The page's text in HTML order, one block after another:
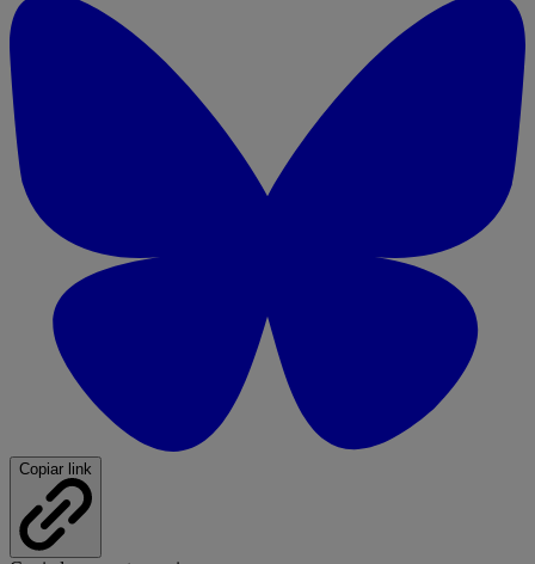
Copiar link